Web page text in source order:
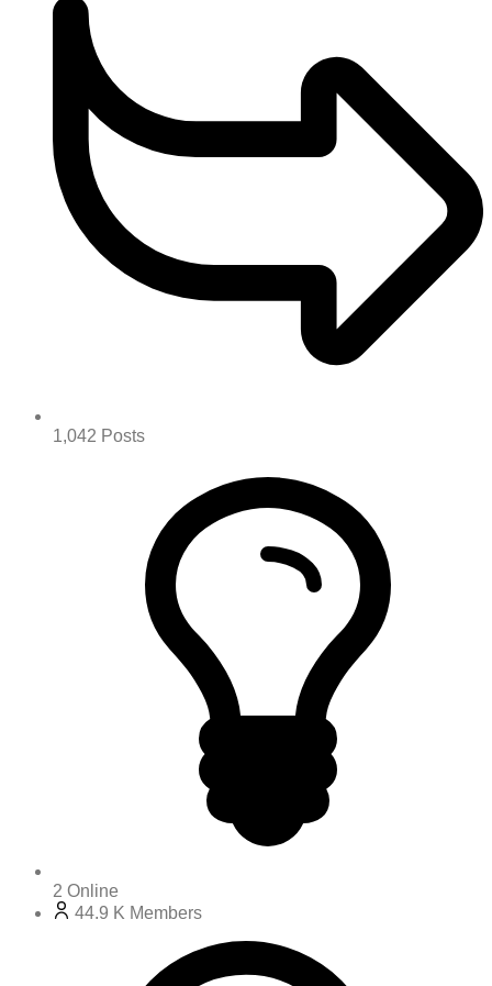
1,042 Posts
2 Online
44.9 K Members